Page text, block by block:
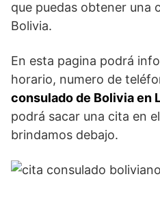
que puedas obtener una
Bolivia.
En esta pagina podrá
horario, numero de
consulado de Bolivia en
podrá sacar una cita en
brindamos debajo.